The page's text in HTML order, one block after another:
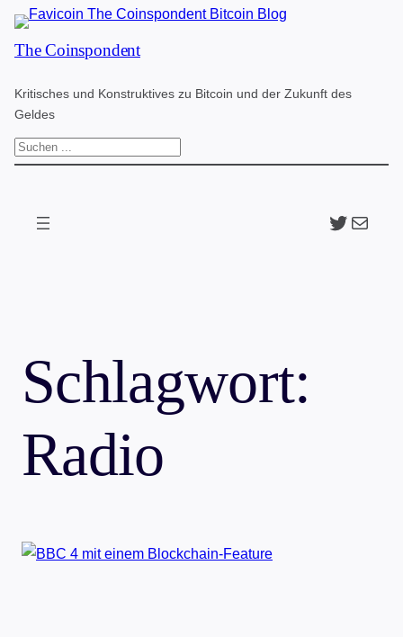
Zum
Inhalt
The Coinspondent
Kritisches und Konstruktives zu Bitcoin und der Zukunft des
Geldes
S
Twitter
The
Schlagwort:
Radio